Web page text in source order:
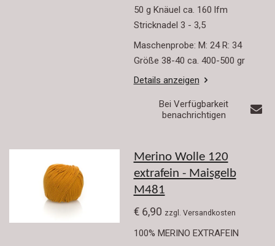
50 g Knäuel ca. 160 lfm
Stricknadel 3 - 3,5
Maschenprobe: M: 24 R: 34
Größe 38-40 ca. 400-500 gr
Details anzeigen
Bei Verfügbarkeit
benachrichtigen
Merino Wolle 120
extrafein - Maisgelb
M481
€ 6,90 zzgl. Versandkosten
100% MERINO EXTRAFEIN